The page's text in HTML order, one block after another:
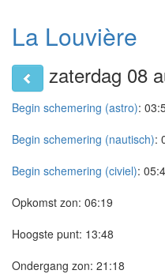
La Louvière
zaterdag 08
Begin schemering (astro):
Begin schemering (nautisch):
Begin schemering (civiel):
Opkomst zon: 06:19
Hoogste punt: 13:48
Ondergang zon: 21:18